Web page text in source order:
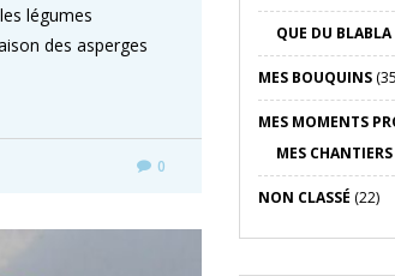
légumes
des asperges
0
QUE DU BLABLA
MES BOUQUINS
MES MOMENTS
MES CHANTIERS
NON CLASSÉ (22)